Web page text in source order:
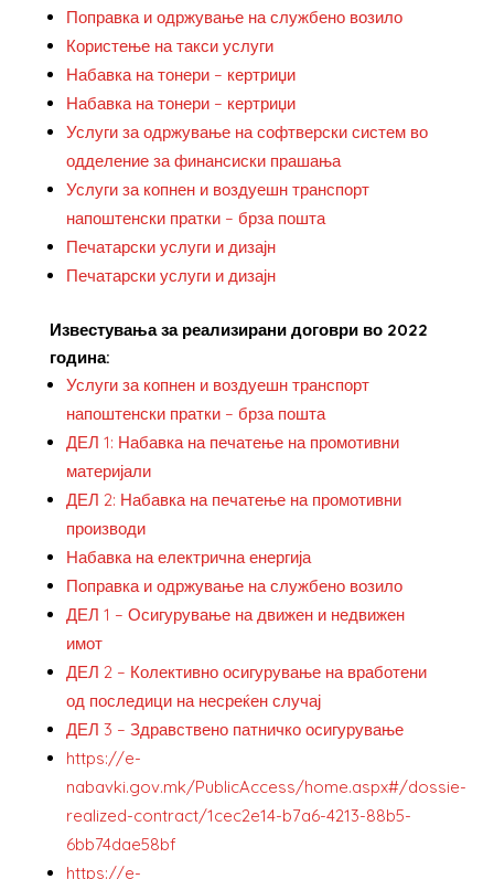
Поправка и одржување на службено возило
Користење на такси услуги
Набавка на тонери – кертриџи
Набавка на тонери – кертриџи
Услуги за одржување на софтверски систем во
одделение за финансиски прашања
Услуги за копнен и воздуешн транспорт
напоштенски пратки – брза пошта
Печатарски услуги и дизајн
Печатарски услуги и дизајн
Известувања за реализирани договри во 2022
година:
Услуги за копнен и воздуешн транспорт
напоштенски пратки – брза пошта
ДЕЛ 1: Набавка на печатење на промотивни
материјали
ДЕЛ 2: Набавка на печатење на промотивни
производи
Набавка на електрична енергија
Поправка и одржување на службено возило
ДЕЛ 1 – Осигурување на движен и недвижен
имот
ДЕЛ 2 – Колективно осигурување на вработени
од последици на несреќен случај
ДЕЛ 3 – Здравствено патничко осигурување
https://e-
nabavki.gov.mk/PublicAccess/home.aspx#/dossie-
realized-contract/1cec2e14-b7a6-4213-88b5-
6bb74dae58bf
https://e-